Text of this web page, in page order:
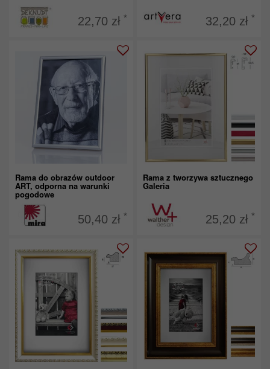
22,70 zł * 32,20 zł *
Rama do obrazów outdoor
ART, odporna na warunki
pogodowe
50,40 zł *
Rama z tworzywa sztucznego
Galeria
25,20 zł *